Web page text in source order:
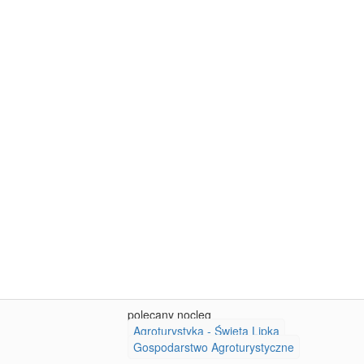
polecany nocleg
Agroturystyka - Święta Lipka
Gospodarstwo Agroturystyczne